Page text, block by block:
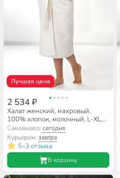
Лучшая цена
2 534 ₽
Халат женский, махровый,
100% хлопок, молочный, L-XL,
48-50, Silvano
Самовывоз:сегодня
Курьером:завтра
5•3 отзыва
В корзину